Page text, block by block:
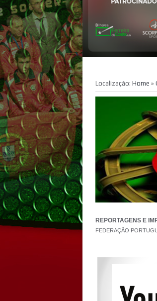
Localização: Home »
REPORTAGENS E
FEDERAÇÃO